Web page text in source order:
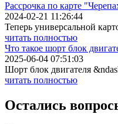
Рассрочка по карте
2024-02-21 11:26:44
Теперь универсальной
читать полностью
Что такое шорт блок
2025-06-04 07:51:03
Шорт блок двигателя
читать полностью
Остались